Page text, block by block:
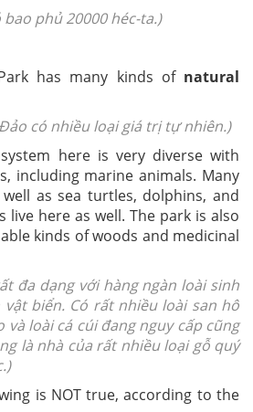
phủ 20000 héc-ta.)
has many kinds of natural
có nhiều loại giá trị tự nhiên.)
here is very diverse with
including marine animals. Many
as sea turtles, dolphins, and
live here as well. The park is also
kinds of woods and medicinal
đa dạng với hàng ngàn loài sinh
biển. Có rất nhiều loài san hô
và loài cá cúi đang nguy cấp cũng
là nhà của rất nhiều loại gỗ quý
is NOT true, according to the